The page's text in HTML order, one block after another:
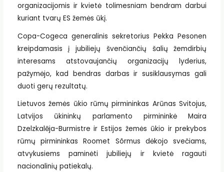
organizacijomis ir kvietė tolimesniam bendram darbui
kuriant tvarų ES žemės ūkį.
Copa-Cogeca generalinis sekretorius Pekka Pesonen
kreipdamasis į jubiliejų švenčiančių šalių žemdirbių
interesams atstovaujančių organizacijų lyderius,
pažymėjo, kad bendras darbas ir susiklausymas gali
duoti gerų rezultatų.
Lietuvos žemės ūkio rūmų pirmininkas Arūnas Svitojus,
Latvijos ūkininkų parlamento pirmininkė Maira
Dzelzkalēja-Burmistre ir Estijos žemės ūkio ir prekybos
rūmų pirmininkas Roomet Sõrmus dėkojo svečiams,
atvykusiems paminėti jubiliejų ir kvietė ragauti
nacionalinių patiekalų.